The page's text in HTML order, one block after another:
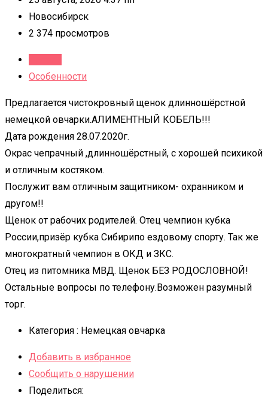
Новосибирск
2 374 просмотров
Особенности
Предлагается чистокровный щенок длинношёрстной
немецкой овчарки.АЛИМЕНТНЫЙ КОБЕЛЬ!!!
Дата рождения 28.07.2020г.
Окрас чепрачный ,длинношёрстный, с хорошей психикой
и отличным костяком.
Послужит вам отличным защитником- охранником и
другом!!
Щенок от рабочих родителей. Отец чемпион кубка
России,призёр кубка Сибирипо ездовому спорту. Так же
многократный чемпион в ОКД и ЗКС.
Отец из питомника МВД. Щенок БЕЗ РОДОСЛОВНОЙ!
Остальные вопросы по телефону.Возможен разумный
торг.
Категория : Немецкая овчарка
Добавить в избранное
Сообщить о нарушении
Поделиться: